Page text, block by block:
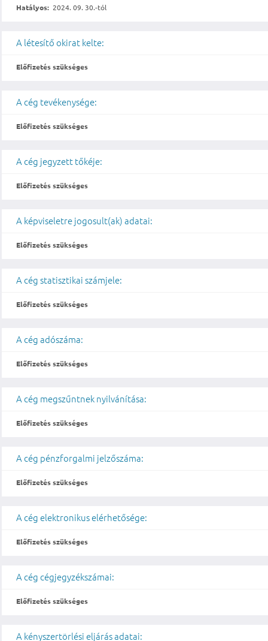
Hatályos: 2024. 09. 30.-tól
A létesítő okirat kelte:
Előfizetés szükséges
A cég tevékenysége:
Előfizetés szükséges
A cég jegyzett tőkéje:
Előfizetés szükséges
A képviseletre jogosult(ak) adatai:
Előfizetés szükséges
A cég statisztikai számjele:
Előfizetés szükséges
A cég adószáma:
Előfizetés szükséges
A cég megszűntnek nyilvánítása:
Előfizetés szükséges
A cég pénzforgalmi jelzőszáma:
Előfizetés szükséges
A cég elektronikus elérhetősége:
Előfizetés szükséges
A cég cégjegyzékszámai:
Előfizetés szükséges
A kényszertörlési eljárás adatai: